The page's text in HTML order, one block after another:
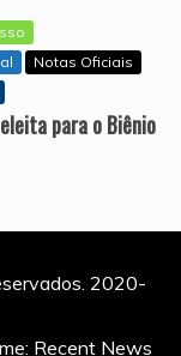
Notas Oficiais
para o Biênio
2020-
Recent News